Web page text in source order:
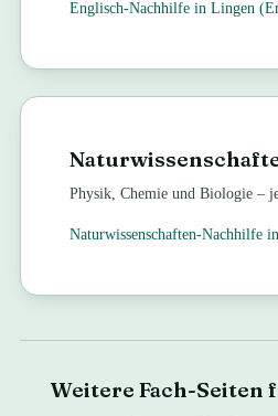
Englisch-Nachhilfe inLingen
Physik, Chemie und Biologie –
Naturwissenschaften-Nachhilfe
Weitere Fach-Seiten